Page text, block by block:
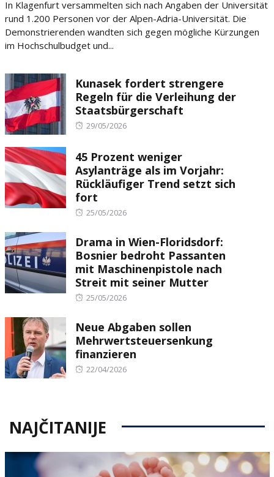
In Klagenfurt versammelten sich nach Angaben der Universität
rund 1.200 Personen vor der Alpen-Adria-Universität. Die
Demonstrierenden wandten sich gegen mögliche Kürzungen
im Hochschulbudget und...
Kunasek fordert strengere
Regeln für die Verleihung der
Staatsbürgerschaft
Posted
29/05/2026
45 Prozent weniger
Asylanträge als im Vorjahr:
Rückläufiger Trend setzt sich
fort
Posted
25/05/2026
Drama in Wien-Floridsdorf:
Bosnier bedroht Passanten
mit Maschinenpistole nach
Streit mit seiner Mutter
Posted
25/05/2026
Neue Abgaben sollen
Mehrwertsteuersenkung
finanzieren
Posted
22/04/2026
NAJČITANIJE